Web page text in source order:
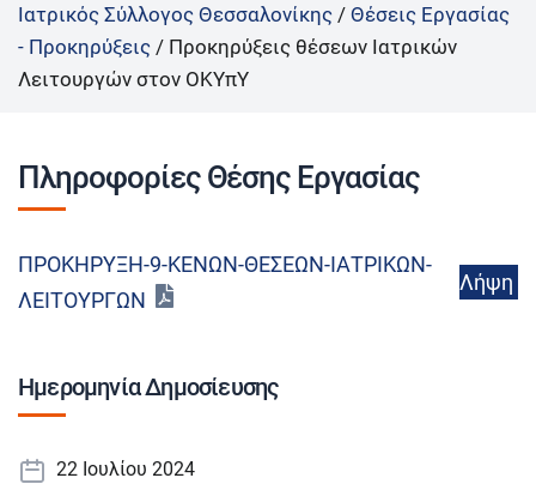
Ιατρικός Σύλλογος Θεσσαλονίκης / Θέσεις Εργασίας
- Προκηρύξεις / Προκηρύξεις θέσεων Ιατρικών
Λειτουργών στον ΟΚΥπΥ
Πληροφορίες Θέσης Εργασίας
ΠΡΟΚΗΡΥΞΗ-9-ΚΕΝΩΝ-ΘΕΣΕΩΝ-ΙΑΤΡΙΚΩΝ-
ΛΕΙΤΟΥΡΓΩΝ
Λήψη
Ημερομηνία Δημοσίευσης
22 Ιουλίου 2024